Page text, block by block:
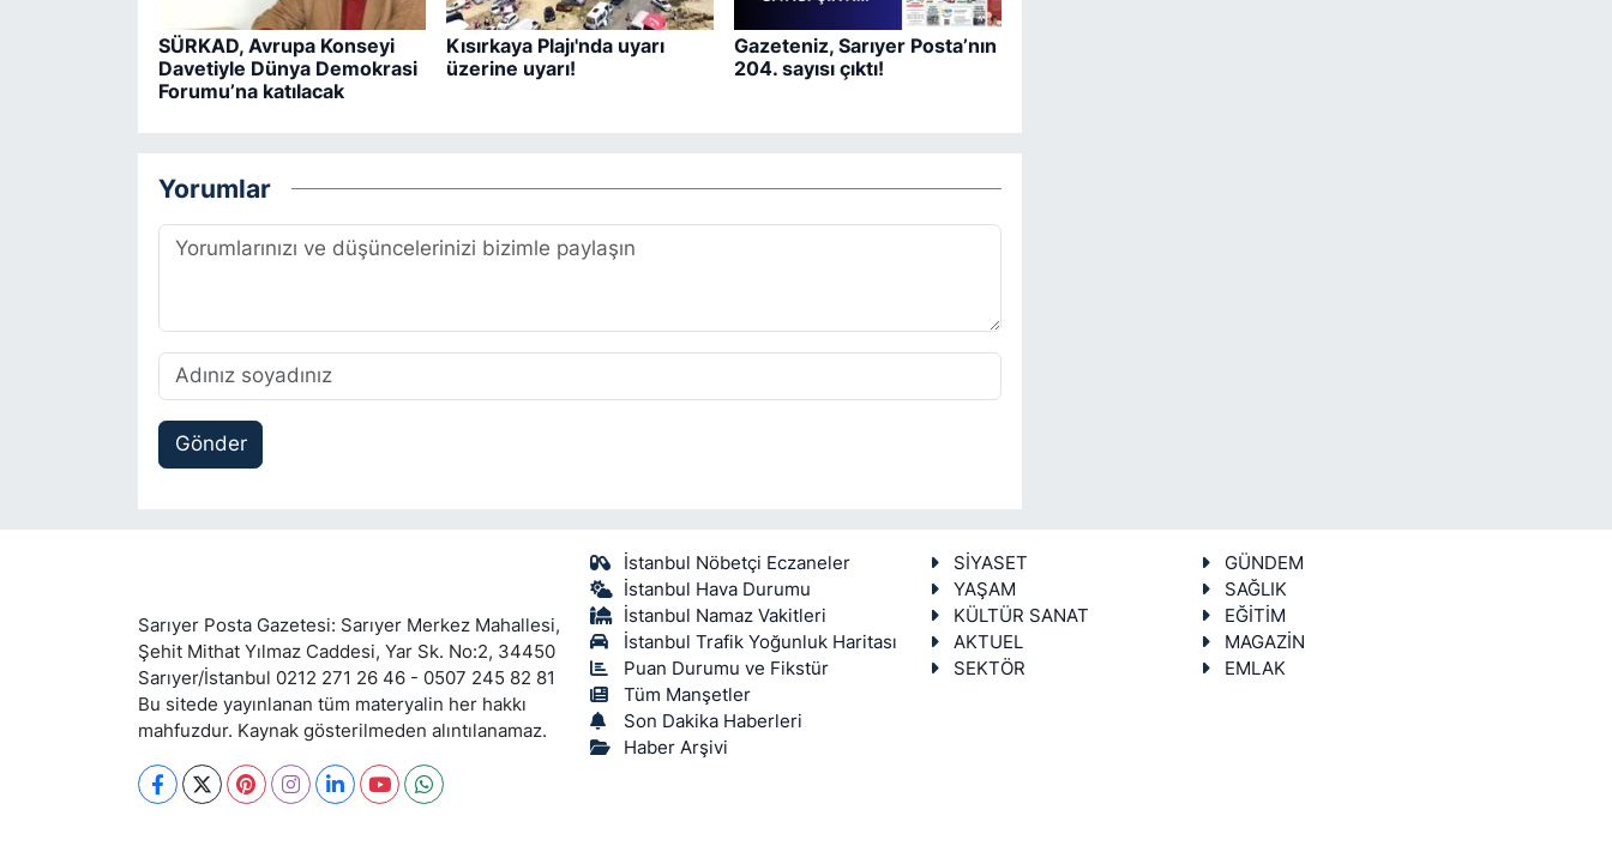
SÜRKAD, Avrupa Konseyi
Davetiyle Dünya Demokrasi
Forumu’na katılacak
Kısırkaya Plajı'nda uyarı
üzerine uyarı!
Gazeteniz, Sarıyer Posta’nın
204. sayısı çıktı!
Yorumlar
Gönder
Sarıyer Posta Gazetesi: Sarıyer Merkez Mahallesi,
Şehit Mithat Yılmaz Caddesi, Yar Sk. No:2, 34450
Sarıyer/İstanbul 0212 271 26 46 - 0507 245 82 81
Bu sitede yayınlanan tüm materyalin her hakkı
mahfuzdur. Kaynak gösterilmeden alıntılanamaz.
İstanbul Nöbetçi Eczaneler
İstanbul Hava Durumu
İstanbul Namaz Vakitleri
İstanbul Trafik Yoğunluk Haritası
Puan Durumu ve Fikstür
Tüm Manşetler
Son Dakika Haberleri
Haber Arşivi
SİYASET
GÜNDEM
YAŞAM
SAĞLIK
KÜLTÜR SANAT
EĞİTİM
AKTUEL
MAGAZİN
SEKTÖR
EMLAK